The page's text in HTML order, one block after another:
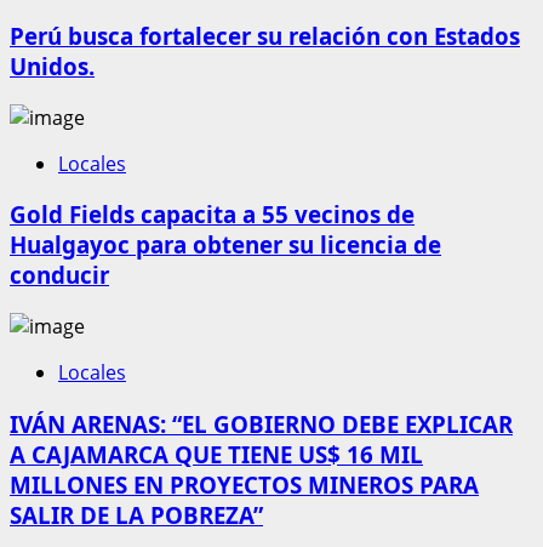
Perú busca fortalecer su relación con Estados
Unidos.
Locales
Gold Fields capacita a 55 vecinos de
Hualgayoc para obtener su licencia de
conducir
Locales
IVÁN ARENAS: “EL GOBIERNO DEBE EXPLICAR
A CAJAMARCA QUE TIENE US$ 16 MIL
MILLONES EN PROYECTOS MINEROS PARA
SALIR DE LA POBREZA”